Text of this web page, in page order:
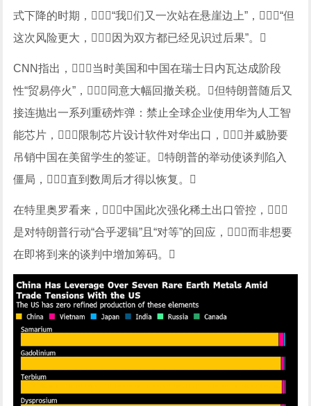
式下降的时期，“我们又一次站在悬崖边上”，“但
这次风险更大，因为双方都已经见识过后果”。
CNN指出，当时美国和中国在瑞士日内瓦达成阶段
性“贸易停火”，同意大幅回撤关税。但特朗普随后又
接连抛出一系列重磅炸弹：禁止全球企业使用华为人工智
能芯片，限制芯片设计软件对华出口，并威胁要
吊销中国在美留学生的签证。特朗普的举动使谈判陷入
僵局，直到数周后才得以恢复。
在特里奥罗看来，中国此次强化稀土出口管控，
是对特朗普行动“合乎逻辑”且“对等”的回应，而非想要
在即将到来的谈判中增加筹码。